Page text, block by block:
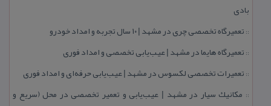
بادی
:: تعمیرگاه تخصصی چری در مشهد | ۱۰ سال تجربه و امداد خودرو
:: تعمیرگاه هایما در مشهد | عیب‌یابی تخصصی و امداد فوری
:: تعمیرات تخصصی لكسوس در مشهد | عیب‌یابی حرفه‌ای و امداد فوری
:: مكانیك سیار در مشهد | عیب‌یابی و تعمیر تخصصی در محل (سریع و